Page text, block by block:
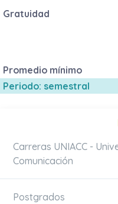
Gratuidad
Promedio mínimo
Periodo: semestral
Carreras UNIACC -
Comunicación
Postgrados